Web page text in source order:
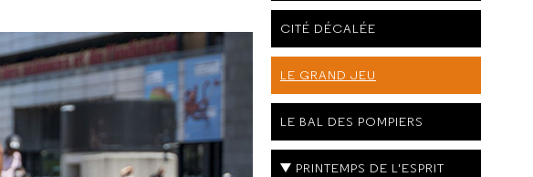
CITÉ DÉCALÉE
LE GRAND JEU
LE BAL DES POMPIERS
PRINTEMPS DE L'ESPRIT